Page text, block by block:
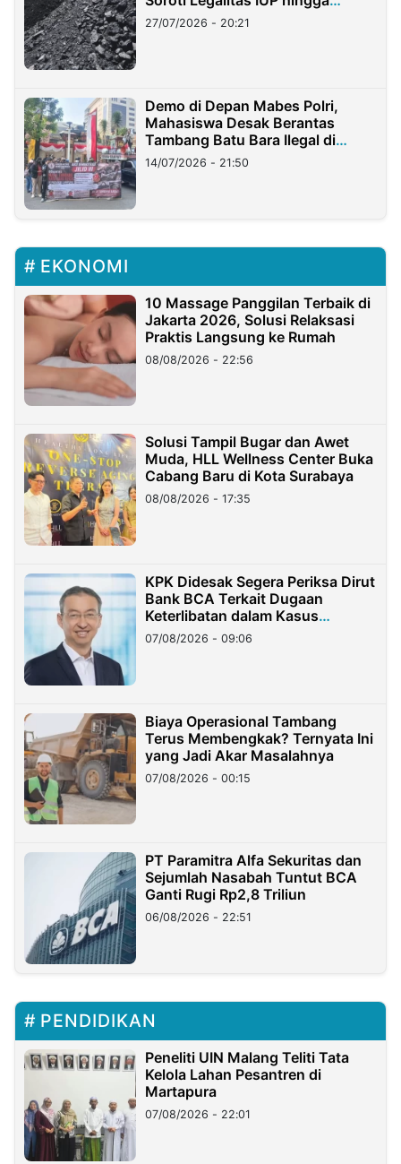
Stockpile
27/07/2026 - 20:21
Demo di Depan Mabes Polri,
Mahasiswa Desak Berantas
Tambang Batu Bara Ilegal di
Lampung
14/07/2026 - 21:50
EKONOMI
10 Massage Panggilan Terbaik di
Jakarta 2026, Solusi Relaksasi
Praktis Langsung ke Rumah
08/08/2026 - 22:56
Solusi Tampil Bugar dan Awet
Muda, HLL Wellness Center Buka
Cabang Baru di Kota Surabaya
08/08/2026 - 17:35
KPK Didesak Segera Periksa Dirut
Bank BCA Terkait Dugaan
Keterlibatan dalam Kasus
Hilangnya Dana Nasabah Rp2,58
Miliar
07/08/2026 - 09:06
Biaya Operasional Tambang
Terus Membengkak? Ternyata Ini
yang Jadi Akar Masalahnya
07/08/2026 - 00:15
PT Paramitra Alfa Sekuritas dan
Sejumlah Nasabah Tuntut BCA
Ganti Rugi Rp2,8 Triliun
06/08/2026 - 22:51
PENDIDIKAN
Peneliti UIN Malang Teliti Tata
Kelola Lahan Pesantren di
Martapura
07/08/2026 - 22:01